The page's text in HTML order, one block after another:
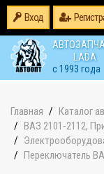
Вход
LADA
с 1993 года
Главная
Каталог
ВАЗ 2101-2112,
Переключатель